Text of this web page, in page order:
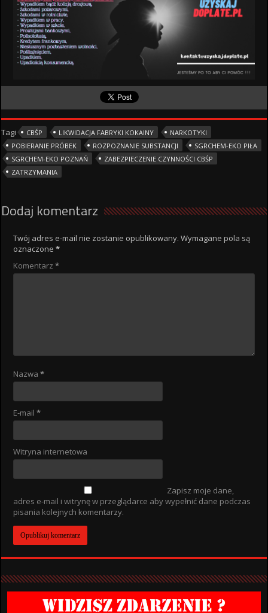
Tagi CBŚP LIKWIDACJA FABRYKI KOKAINY
NARKOTYKI
POBIERANIE PRÓBEK
ROZPOZNANIE SUBSTANCJI
SGRCHEM-EKO PIŁA
SGRCHEM-EKO POZNAŃ
ZABEZPIECZENIE CZYNNOŚCI CBŚP
ZATRZYMANIA
Dodaj komentarz
Twój adres e-mail nie zostanie opublikowany. Wymagane pola są
oznaczone*
Komentarz*
Nazwa*
E-mail*
Witryna internetowa
Zapisz moje dane,
adres e-mail i witrynę w przeglądarce aby wypełnić dane podczas
pisania kolejnych komentarzy.